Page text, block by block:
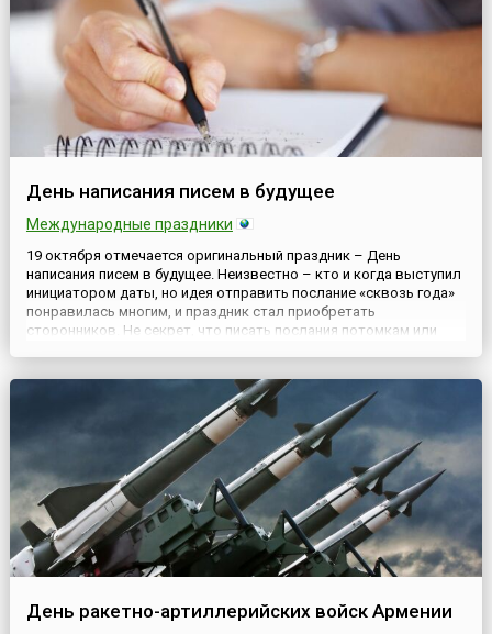
День написания писем в будущее
Международные праздники
19 октября отмечается оригинальный праздник – День
написания писем в будущее. Неизвестно – кто и когда выступил
инициатором даты, но идея отправить послание «сквозь года»
понравилась многим, и праздник стал приобретать
сторонников. Не секрет, что писать послания потомкам или
День ракетно-артиллерийских войск Армении